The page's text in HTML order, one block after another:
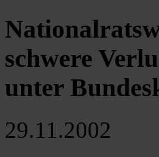
schwere
unter
29.11.2002